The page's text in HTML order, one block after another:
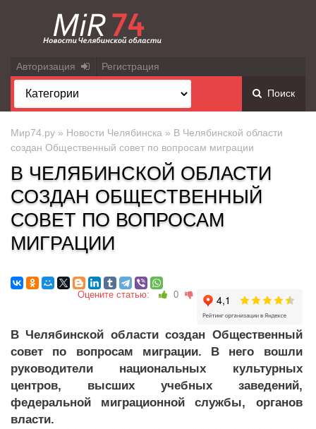
Авторизация Регистрация
Поиск
Мир74.ру » Новости Челябинска » В Челябинской области
создан Общественный совет по вопросам миграции
В ЧЕЛЯБИНСКОЙ ОБЛАСТИ
СОЗДАН ОБЩЕСТВЕННЫЙ
СОВЕТ ПО ВОПРОСАМ
МИГРАЦИИ
Оцените статью: 0
В Челябинской области создан Общественный
совет по вопросам миграции. В него вошли
руководители национальных культурных
центров, высших учебных заведений,
федеральной миграционной службы, органов
власти.